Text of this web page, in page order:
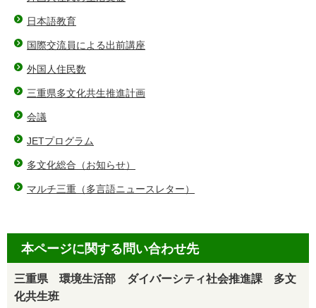
日本語教育
国際交流員による出前講座
外国人住民数
三重県多文化共生推進計画
会議
JETプログラム
多文化総合（お知らせ）
マルチ三重（多言語ニュースレター）
本ページに関する問い合わせ先
三重県 環境生活部 ダイバーシティ社会推進課 多文
化共生班